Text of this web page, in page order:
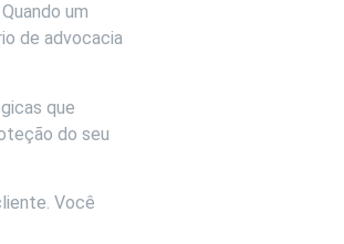
um
de advocacia
que
do seu
Você